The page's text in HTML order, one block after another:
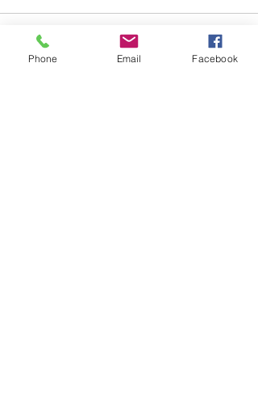
Representando o
Escreva um comentário
Phone Email Facebook